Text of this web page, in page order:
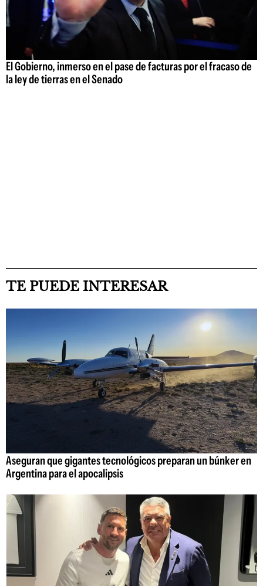
El Gobierno, inmerso en el pase de facturas por el fracaso de
la ley de tierras en el Senado
TE PUEDE INTERESAR
Aseguran que gigantes tecnológicos preparan un búnker en
Argentina para el apocalipsis